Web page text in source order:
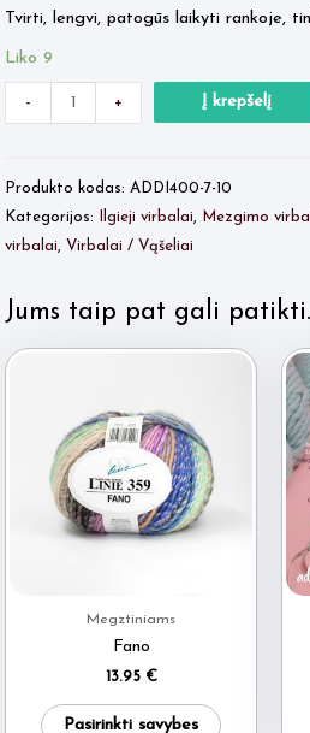
Tvirti, lengvi, patogūs laikyti rankoje,
Liko 9
Quantity
-
produkto
ilgieji
40cm
Quantity
+ Į krepšelį
Produkto kodas: ADDI400-7-10
Kategorijos:
Ilgieji virbalai, Mezgimo
virbalai, Virbalai / Vąšeliai
Jums taip pat gali
Megztiniams
Fano
13.95 €
Pasirinkti savybes